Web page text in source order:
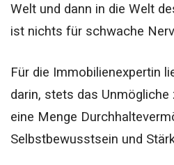
Welt und dann in die Welt
ist nichts für schwache
Für die Immobilienexpertin
darin, stets das
eine Menge
Selbstbewusstsein und